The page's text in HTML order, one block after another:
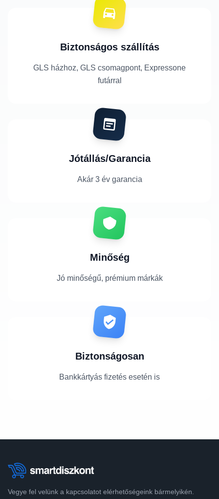
Biztonságos szállítás
GLS házhoz, GLS csomagpont, Expressone
futárral
Jótállás/Garancia
Akár 3 év garancia
Minőség
Jó minőségű, prémium márkák
Biztonságosan
Bankkártyás fizetés esetén is
Vegye fel velünk a kapcsolatot elérhetőségeink bármelyikén.